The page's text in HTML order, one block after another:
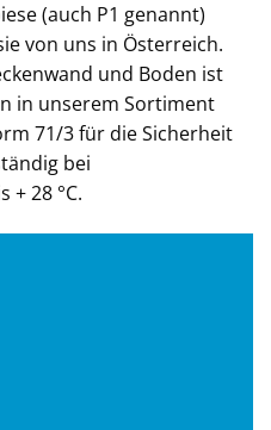
(auch P1 genannt)
von uns in Österreich.
und Boden ist
in unserem Sortiment
71/3 für die Sicherheit
bei
28 °C.